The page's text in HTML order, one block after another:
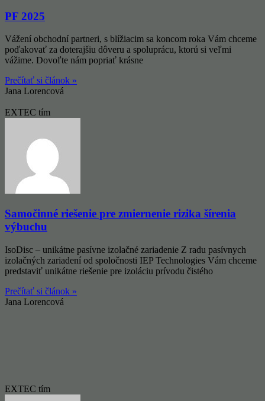
PF 2025
Vážení obchodní partneri, s blížiacim sa koncom roka Vám chceme
poďakovať za doterajšiu dôveru a spoluprácu, ktorú si veľmi
vážime. Dovoľte nám popriať krásne
Prečítať si článok »
Jana Lorencová
EXTEC tím
Samočinné riešenie pre zmiernenie rizika šírenia
výbuchu
IsoDisc – unikátne pasívne izolačné zariadenie Z radu pasívnych
izolačných zariadení od spoločnosti IEP Technologies Vám chceme
predstaviť unikátne riešenie pre izoláciu prívodu čistého
Prečítať si článok »
Jana Lorencová
EXTEC tím